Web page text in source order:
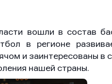
вошли в состав
в регионе
и заинтересованы
нашей страны.